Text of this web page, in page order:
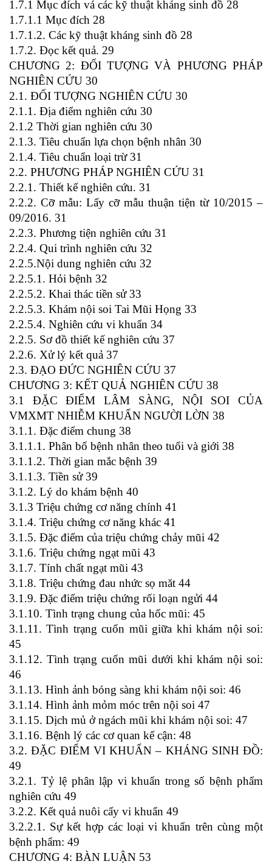
1.7.1 Mục đích vá các kỹ thuật kháng sinh đồ 28
1.7.1.1 Mục đích 28
1.7.1.2. Các kỹ thuật kháng sinh đồ 28
1.7.2. Đọc kết quả. 29
CHƯƠNG 2: ĐỐI TƯỢNG VÀ PHƯƠNG PHÁP
NGHIÊN CỨU 30
2.1. ĐỐI TƯỢNG NGHIÊN CỨU 30
2.1.1. Địa điểm nghiên cứu 30
2.1.2 Thời gian nghiên cứu 30
2.1.3. Tiêu chuẩn lựa chọn bệnh nhân 30
2.1.4. Tiêu chuẩn loại trừ 31
2.2. PHƯƠNG PHÁP NGHIÊN CỨU 31
2.2.1. Thiết kế nghiên cứu. 31
2.2.2. Cỡ mẫu: Lấy cỡ mẫu thuận tiện từ 10/2015 –
09/2016. 31
2.2.3. Phương tiện nghiên cứu 31
2.2.4. Qui trình nghiên cứu 32
2.2.5.Nội dung nghiên cứu 32
2.2.5.1. Hỏi bệnh 32
2.2.5.2. Khai thác tiền sử 33
2.2.5.3. Khám nội soi Tai Mũi Họng 33
2.2.5.4. Nghiên cứu vi khuẩn 34
2.2.5. Sơ đồ thiết kế nghiên cứu 37
2.2.6. Xử lý kết quả 37
2.3. ĐẠO ĐỨC NGHIÊN CỨU 37
CHƯƠNG 3: KẾT QUẢ NGHIÊN CỨU 38
3.1 ĐẶC ĐIỂM LÂM SÀNG, NỘI SOI CỦA
VMXMT NHIỄM KHUẨN NGƯỜI LỜN 38
3.1.1. Đặc điểm chung 38
3.1.1.1. Phân bố bệnh nhân theo tuổi và giới 38
3.1.1.2. Thời gian mắc bệnh 39
3.1.1.3. Tiền sử 39
3.1.2. Lý do khám bệnh 40
3.1.3 Triệu chứng cơ năng chính 41
3.1.4. Triệu chứng cơ năng khác 41
3.1.5. Đặc điểm của triệu chứng chảy mũi 42
3.1.6. Triệu chứng ngạt mũi 43
3.1.7. Tính chất ngạt mũi 43
3.1.8. Triệu chứng đau nhức sọ măt 44
3.1.9. Đặc điểm triệu chứng rối loạn ngửi 44
3.1.10. Tình trạng chung của hốc mũi: 45
3.1.11. Tình trạng cuốn mũi giữa khi khám nội soi:
45
3.1.12. Tình trạng cuốn mũi dưới khi khám nội soi:
46
3.1.13. Hình ảnh bóng sàng khi khám nội soi: 46
3.1.14. Hình ảnh mỏm móc trên nội soi 47
3.1.15. Dịch mủ ở ngách mũi khi khám nội soi: 47
3.1.16. Bệnh lý các cơ quan kế cận: 48
3.2. ĐẶC ĐIỂM VI KHUẨN – KHÁNG SINH ĐỒ:
49
3.2.1. Tỷ lệ phân lập vi khuẩn trong số bệnh phẩm
nghiên cứu 49
3.2.2. Kết quả nuôi cấy vi khuẩn 49
3.2.2.1. Sự kết hợp các loại vi khuẩn trên cùng một
bệnh phẩm: 49
CHƯƠNG 4: BÀN LUẬN 53